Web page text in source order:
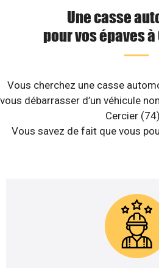
Une casse
pour vos épaves
Vous cherchez une casse
vous débarrasser d’un véhicule
Cercier
Vous savez de fait que vous